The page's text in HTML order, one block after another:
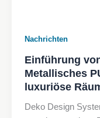
Nachrichten
Einführung
Metallisches
luxuriöse
Deko Design